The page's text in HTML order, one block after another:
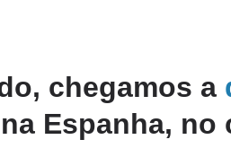
chegamos a
na Espanha, no